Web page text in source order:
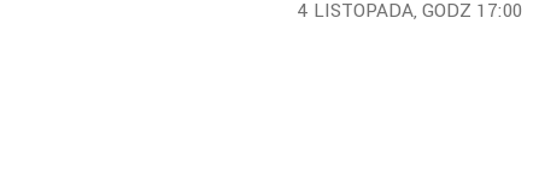
4 LISTOPADA, GODZ 17:00